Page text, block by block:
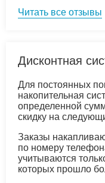
Читать все отзывы
Дисконтная
Для постоянных
накопительная
определенной
скидку на
Заказы
по номеру
учитываются
которых прошло